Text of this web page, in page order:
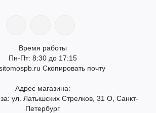
Время работы
Пн-Пт: 8:30 до 17:15
Скопировать почту
Адрес магазина:
ул. Латышских Стрелков, 31 О, Санкт-
Петербург